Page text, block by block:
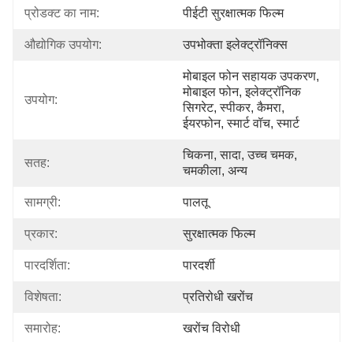
प्रोडक्ट का नाम: पीईटी सुरक्षात्मक फिल्म
औद्योगिक उपयोग: उपभोक्ता इलेक्ट्रॉनिक्स
उपयोग:
मोबाइल फोन सहायक उपकरण,
मोबाइल फोन, इलेक्ट्रॉनिक
सिगरेट, स्पीकर, कैमरा,
ईयरफोन, स्मार्ट वॉच, स्मार्ट
सतह:
चिकना, सादा, उच्च चमक,
चमकीला, अन्य
सामग्री: पालतू
प्रकार: सुरक्षात्मक फिल्म
पारदर्शिता: पारदर्शी
विशेषता: प्रतिरोधी खरोंच
समारोह: खरोंच विरोधी